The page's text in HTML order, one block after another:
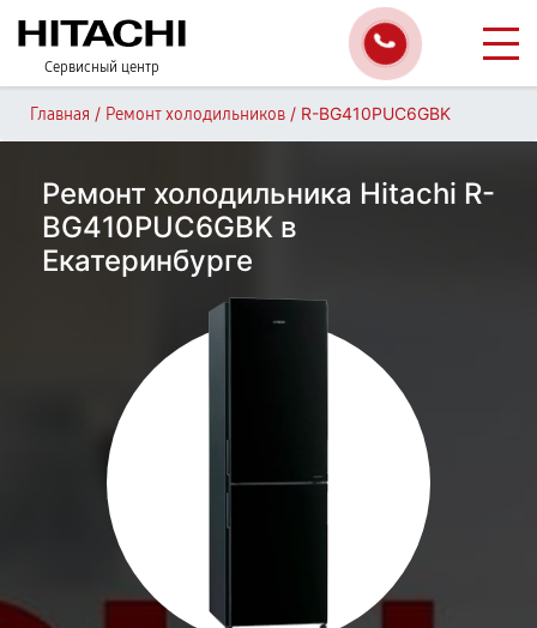
Сервисный центр
Главная / Ремонт холодильников / R-BG410PUC6GBK
Ремонт холодильника Hitachi R-
BG410PUC6GBK в
Екатеринбурге